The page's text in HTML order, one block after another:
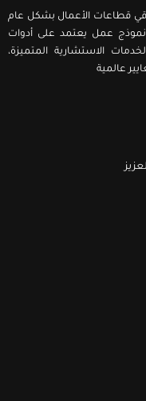
قي قطاعات الأعمال بشكل عام
عمل يعتمد على أدوات
الاستشارية المتميزة،
عالمية